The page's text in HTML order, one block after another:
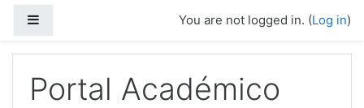
You are not logged in. (Log in)
Portal Académico